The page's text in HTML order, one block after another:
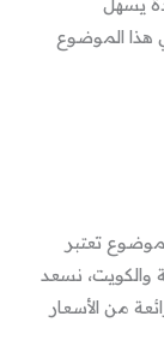
هذا الموضوع
تعتبر
والكويت، نسعد
من الأسعار